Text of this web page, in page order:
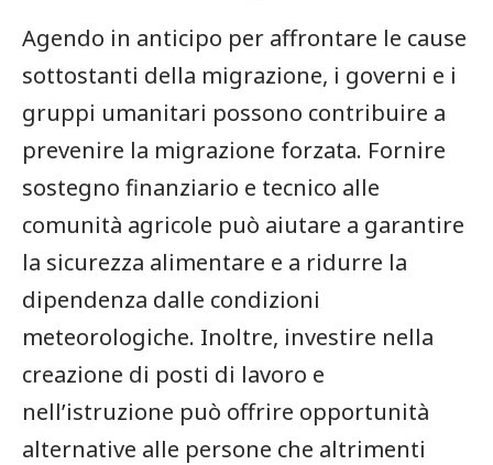
Agendo in anticipo per ​affrontare le cause
sottostanti⁤ della migrazione, i governi e i
gruppi umanitari possono contribuire a
prevenire la migrazione forzata. Fornire⁣
sostegno finanziario e tecnico ⁣alle
comunità agricole può aiutare a garantire
la sicurezza alimentare‌ e a ridurre la⁣
dipendenza dalle condizioni
meteorologiche. Inoltre, investire nella
creazione di posti di lavoro e
nell’istruzione può offrire​ opportunità
alternative ⁢alle persone che altrimenti